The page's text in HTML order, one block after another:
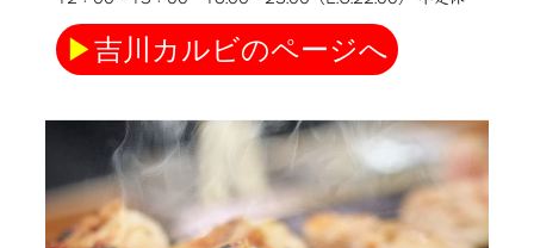
▶吉川カルビのページへ